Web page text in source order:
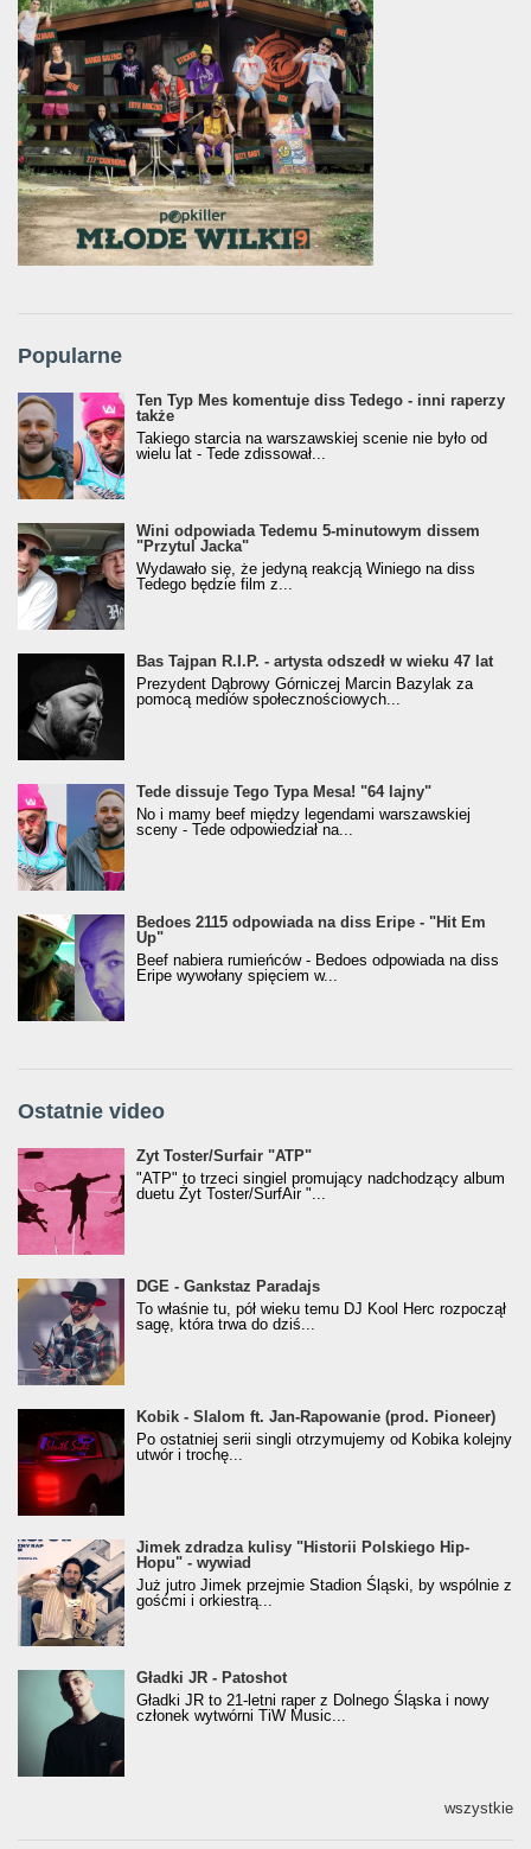
Popularne
Ten Typ Mes komentuje diss Tedego - inni raperzy
także
Takiego starcia na warszawskiej scenie nie było od
wielu lat - Tede zdissował...
Wini odpowiada Tedemu 5-minutowym dissem
"Przytul Jacka"
Wydawało się, że jedyną reakcją Winiego na diss
Tedego będzie film z...
Bas Tajpan R.I.P. - artysta odszedł w wieku 47 lat
Prezydent Dąbrowy Górniczej Marcin Bazylak za
pomocą mediów społecznościowych...
Tede dissuje Tego Typa Mesa! "64 lajny"
No i mamy beef między legendami warszawskiej
sceny - Tede odpowiedział na...
Bedoes 2115 odpowiada na diss Eripe - "Hit Em
Up"
Beef nabiera rumieńców - Bedoes odpowiada na diss
Eripe wywołany spięciem w...
Ostatnie video
Żyt Toster/SurfAir - ATP VIDEO
Żyt Toster/Surfair "ATP"
"ATP" to trzeci singiel promujący nadchodzący album
duetu Żyt Toster/SurfAir "...
donGURALesko z nagrodą za
Klasyczny/Trueschoolowy Album Roku
(Popkillery 2023)
DGE - Gankstaz Paradajs
To właśnie tu, pół wieku temu DJ Kool Herc rozpoczął
sagę, która trwa do dziś...
Kobik - Slalom ft. Jan-Rapowanie (prod. Pioneer)
[Official Music Visualiser]
Kobik - Slalom ft. Jan-Rapowanie (prod. Pioneer)
Po ostatniej serii singli otrzymujemy od Kobika kolejny
utwór i trochę...
Jimek zdradza kulisy "Historii Polskiego Hip-
Hopu" - wywiad
Jimek zdradza kulisy "Historii Polskiego Hip-
Hopu" - wywiad
Już jutro Jimek przejmie Stadion Śląski, by wspólnie z
gośćmi i orkiestrą...
Gładki JR - Patoshot
Gładki JR - Patoshot
Gładki JR to 21-letni raper z Dolnego Śląska i nowy
członek wytwórni TiW Music...
wszystkie